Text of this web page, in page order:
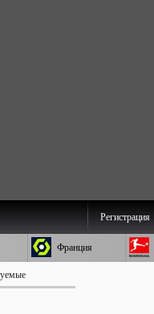
Регистрация
Франция